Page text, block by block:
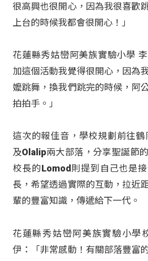
很高興也很開心，因為我很喜歡
上台的時候我都會很開心！」
花蓮縣秀姑巒阿美族實驗小學
加這個活動我覺得很開心，因為
嬤跳舞，換我們跳完的時候，阿
拍拍手。」
這次的報佳音，學校規劃前往
及Olalip兩大部落，分享聖誕節
校長的Lomod則提到自己也是
長，希望透過實際的互動，拉近
輩的豐富知識，傳遞給下一代。
花蓮縣秀姑巒阿美族實驗小學
伊：「非常感動！有關部落豐富